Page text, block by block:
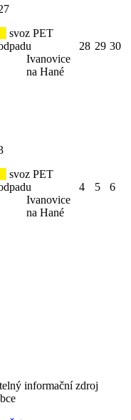
svoz PET
Ivanovice
na Hané
28 29 30
svoz PET
Ivanovice
na Hané
4 5 6
informační zdroj